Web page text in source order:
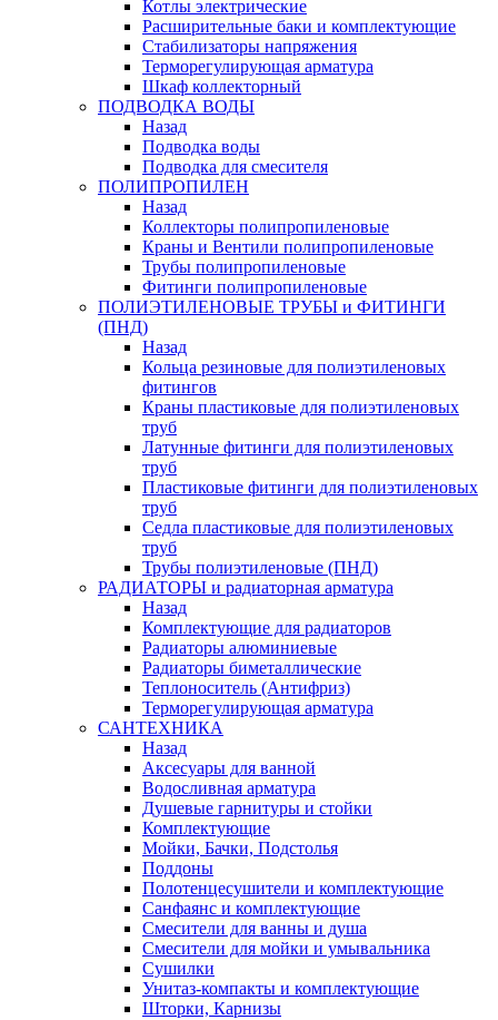
Котлы электрические
Расширительные баки и комплектующие
Стабилизаторы напряжения
Терморегулирующая арматура
Шкаф коллекторный
ПОДВОДКА ВОДЫ
Назад
Подводка воды
Подводка для смесителя
ПОЛИПРОПИЛЕН
Назад
Коллекторы полипропиленовые
Краны и Вентили полипропиленовые
Трубы полипропиленовые
Фитинги полипропиленовые
ПОЛИЭТИЛЕНОВЫЕ ТРУБЫ и ФИТИНГИ
(ПНД)
Назад
Кольца резиновые для полиэтиленовых
фитингов
Краны пластиковые для полиэтиленовых
труб
Латунные фитинги для полиэтиленовых
труб
Пластиковые фитинги для полиэтиленовых
труб
Седла пластиковые для полиэтиленовых
труб
Трубы полиэтиленовые (ПНД)
РАДИАТОРЫ и радиаторная арматура
Назад
Комплектующие для радиаторов
Радиаторы алюминиевые
Радиаторы биметаллические
Теплоноситель (Антифриз)
Терморегулирующая арматура
САНТЕХНИКА
Назад
Аксесуары для ванной
Водосливная арматура
Душевые гарнитуры и стойки
Комплектующие
Мойки, Бачки, Подстолья
Поддоны
Полотенцесушители и комплектующие
Санфаянс и комплектующие
Смесители для ванны и душа
Смесители для мойки и умывальника
Сушилки
Унитаз-компакты и комплектующие
Шторки, Карнизы